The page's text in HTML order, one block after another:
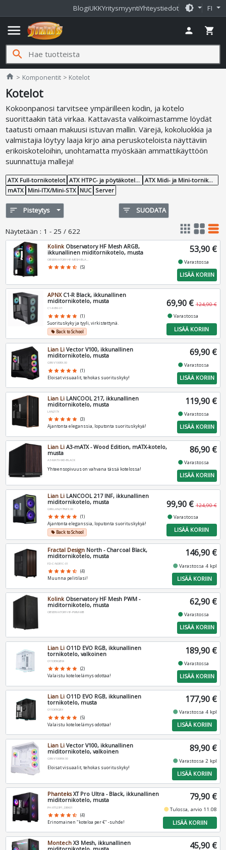
BlogiUKKYritysmyyntiYhteystiedot brightness_medium FI
menu person shopping_cart
search
home Jimms.fi
Komponentit Kotelot
Kotelot
Kokoonpanosi tarvitsee ympärilleen kodin, ja kotelo
suorittaakin tätä virkaa. Kattavasta valikoimastamme löydät
taatusti omaan makuusi istuvan mallin. Värejä, kokoluokkia ja
valmistajia löytyy laaja kirjo aina peruskoteloista näyttäviin
erikoiskoteloihin, unohtamatta myöskään ammattikäyttöön
suunnattuja malleja!
ATX Full-tornikotelot ATX HTPC- ja pöytäkotelot
ATX Midi- ja Mini-tornikotelot
mATX Mini-ITX/Mini-STX NUC Server
sort Pisteytys filter_list SUODATA
Näytetään : 1 - 25 / 622 apps grid_view table_rows
Kolink Observatory HF Mesh ARGB,
ikkunallinen miditornikotelo, musta
OBSERVATORY-HF-MESH-BLACK
star star star star star_half (5)
53,90 €
fiber_manual_recordVarastossa
LISÄÄ KORIIN
APNXC1-R Black, ikkunallinen
miditornikotelo, musta
C1-R-BK-V1
star star star star star (1)
Suorituskyky ja tyyli, virkistettynä.
local_offerBack to School
69,90 € 124,90 €
fiber_manual_recordVarastossa
LISÄÄ KORIIN
Lian Li Vector V100, ikkunallinen
miditornikotelo, musta
G99.V100RX.00
star star star star star (1)
Eloisat visuaalit, tehokas suorituskyky!
69,90 €
fiber_manual_recordVarastossa
LISÄÄ KORIIN
Lian Li LANCOOL 217, ikkunallinen
miditornikotelo, musta
LAN217X
star star star star star (3)
Ajantonta eleganssia, loputonta suorituskykyä!
119,90 €
fiber_manual_recordVarastossa
LISÄÄ KORIIN
Lian Li A3-mATX - Wood Edition, mATX-kotelo,
musta
A3-MATX-WD-BLACK
Yhteensopivuus on vahvana tässä kotelossa!
86,90 €
fiber_manual_recordVarastossa
LISÄÄ KORIIN
Lian Li LANCOOL 217 INF, ikkunallinen
miditornikotelo, musta
G99.LAN217INFX.00
star star star star star (1)
Ajantonta eleganssia, loputonta suorituskykyä!
local_offerBack to School
99,90 € 124,90 €
fiber_manual_recordVarastossa
LISÄÄ KORIIN
Fractal Design North - Charcoal Black,
miditornikotelo, musta
FD-C-NOR1C-01
star star star star star_half (4)
Muunna pelitilasi!
146,90 €
fiber_manual_recordVarastossa 4 kpl
LISÄÄ KORIIN
KolinkObservatory HF Mesh PWM -
miditornikotelo, musta
OBSERVATORY-HF-PWM-MB
62,90 €
fiber_manual_recordVarastossa
LISÄÄ KORIIN
Lian Li O11D EVO RGB, ikkunallinen
tornikotelo, valkoinen
O11DERGBW
star star star star star (2)
Valaistu koteloelämys odottaa!
189,90 €
fiber_manual_recordVarastossa
LISÄÄ KORIIN
Lian Li O11D EVO RGB, ikkunallinen
tornikotelo, musta
O11DERGBX
star star star star star (5)
Valaistu koteloelämys odottaa!
177,90 €
fiber_manual_recordVarastossa 4 kpl
LISÄÄ KORIIN
Lian Li Vector V100, ikkunallinen
miditornikotelo, valkoinen
G99.V100RW.00
Eloisat visuaalit, tehokas suorituskyky!
89,90 €
fiber_manual_recordVarastossa 2 kpl
LISÄÄ KORIIN
PhanteksXT Pro Ultra - Black, ikkunallinen
miditornikotelo, musta
PH-XT523P1_DBK01
star star star star star_half (4)
Erinomainen "koteloa per €" -suhde!
79,90 €
fiber_manual_recordTulossa, arvio 11.08
LISÄÄ KORIIN
Montech X3 Mesh, ikkunallinen
45,90 €